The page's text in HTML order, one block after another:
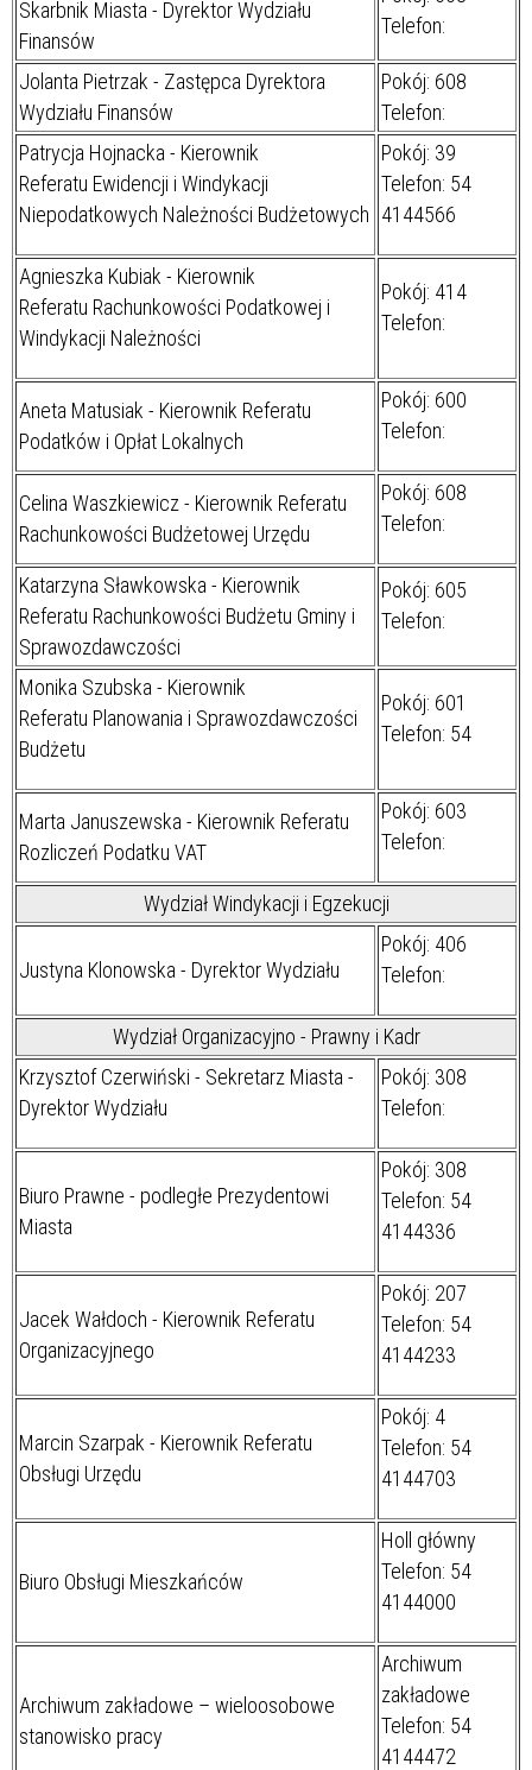
Skarbnik Miasta - Dyrektor Wydziału
Finansów
Telefon:
Jolanta Pietrzak - Zastępca Dyrektora
Wydziału Finansów
Pokój: 608
Telefon:
Patrycja Hojnacka - Kierownik
Referatu Ewidencji i Windykacji
Niepodatkowych Należności Budżetowych
Pokój: 39
Telefon: 54
4144566
Agnieszka Kubiak - Kierownik
Referatu Rachunkowości Podatkowej i
Windykacji Należności
Pokój: 414
Telefon:
Aneta Matusiak - Kierownik Referatu
Podatków i Opłat Lokalnych
Pokój: 600
Telefon:
Celina Waszkiewicz - Kierownik Referatu
Rachunkowości Budżetowej Urzędu
Pokój: 608
Telefon:
Katarzyna Sławkowska - Kierownik
Referatu Rachunkowości Budżetu Gminy i
Sprawozdawczości
Pokój: 605
Telefon:
Monika Szubska - Kierownik
Referatu Planowania i Sprawozdawczości
Budżetu
Pokój: 601
Telefon: 54
Marta Januszewska - Kierownik Referatu
Rozliczeń Podatku VAT
Pokój: 603
Telefon:
Wydział Windykacji i Egzekucji
Justyna Klonowska - Dyrektor Wydziału
Pokój: 406
Telefon:
Wydział Organizacyjno - Prawny i Kadr
Krzysztof Czerwiński - Sekretarz Miasta -
Dyrektor Wydziału
Pokój: 308
Telefon:
Biuro Prawne - podległe Prezydentowi
Miasta
Pokój: 308
Telefon: 54
4144336
Jacek Wałdoch - Kierownik Referatu
Organizacyjnego
Pokój: 207
Telefon: 54
4144233
Marcin Szarpak - Kierownik Referatu
Obsługi Urzędu
Pokój: 4
Telefon: 54
4144703
Biuro Obsługi Mieszkańców
Holl główny
Telefon: 54
4144000
Archiwum zakładowe – wieloosobowe
stanowisko pracy
Archiwum
zakładowe
Telefon: 54
4144472